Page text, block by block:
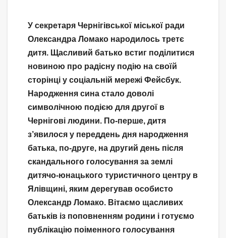
У секретаря Чернігівської міської ради
Олександра Ломако народилось третє
дитя. Щасливий батько встиг поділитися
новиною про радісну подію на своїй
сторінці у соціальній мережі Фейсбук.
Народження сина стало доволі
символічною подією для другої в
Чернігові людини. По-перше, дитя
з’явилося у переддень дня народження
батька, по-друге, на другий день після
скандального голосування за землі
дитячо-юнацького туристичного центру в
Ялівщині, яким дерегував особисто
Олександр Ломако. Вітаємо щасливих
батьків із поповненням родини і готуємо
публікацію поіменного голосування